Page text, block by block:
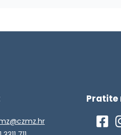
Pratite